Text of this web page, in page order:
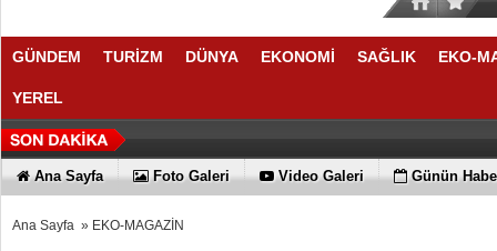
GÜNDEM TURİZM DÜNYA EKONOMİ SAĞLIK EKO-
YEREL
Ana Sayfa Foto Galeri Video Galeri Günün
Ana Sayfa » EKO-MAGAZİN